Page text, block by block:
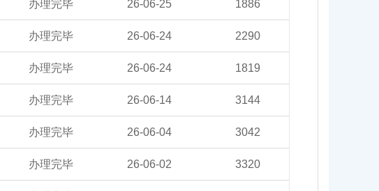
办理完毕 26-06-25 1886
办理完毕 26-06-24 2290
办理完毕 26-06-24 1819
办理完毕 26-06-14 3144
办理完毕 26-06-04 3042
办理完毕 26-06-02 3320